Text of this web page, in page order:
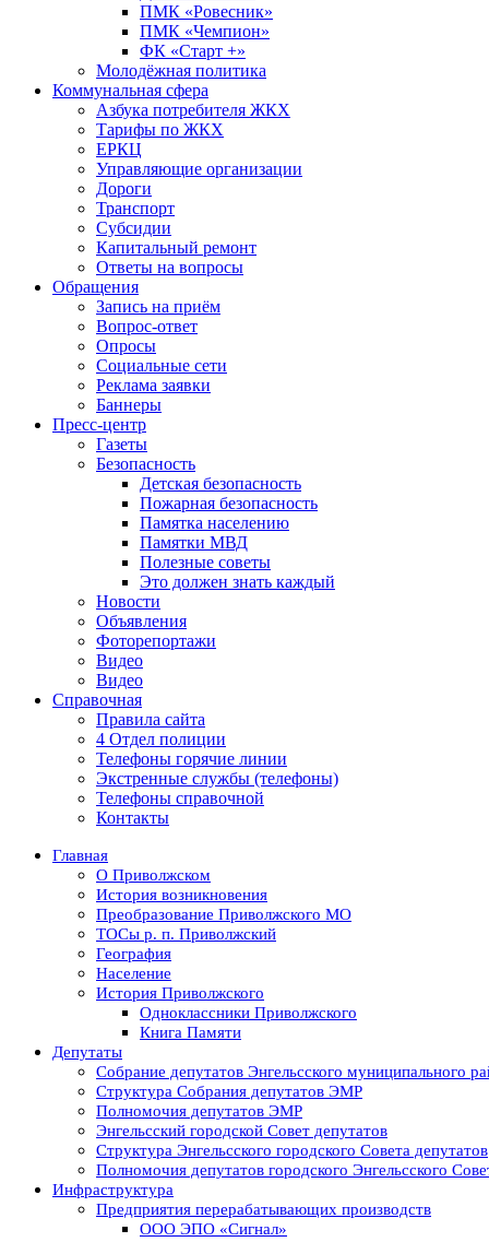
ПМК «Ровесник»
ПМК «Чемпион»
ФК «Старт +»
Молодёжная политика
Коммунальная сфера
Азбука потребителя ЖКХ
Тарифы по ЖКХ
ЕРКЦ
Управляющие организации
Дороги
Транспорт
Субсидии
Капитальный ремонт
Ответы на вопросы
Обращения
Запись на приём
Вопрос-ответ
Опросы
Социальные сети
Реклама заявки
Баннеры
Пресс-центр
Газеты
Безопасность
Детская безопасность
Пожарная безопасность
Памятка населению
Памятки МВД
Полезные советы
Это должен знать каждый
Новости
Объявления
Фоторепортажи
Видео
Видео
Справочная
Правила сайта
4 Отдел полиции
Телефоны горячие линии
Экстренные службы (телефоны)
Телефоны справочной
Контакты
Главная
О Приволжском
История возникновения
Преобразование Приволжского МО
ТОСы р. п. Приволжский
География
Население
История Приволжского
Одноклассники Приволжского
Книга Памяти
Депутаты
Собрание депутатов Энгельсского муниципального
Структура Собрания депутатов ЭМР
Полномочия депутатов ЭМР
Энгельсский городской Совет депутатов
Структура Энгельсского городского Совета депутатов
Полномочия депутатов городского Энгельсского
Инфраструктура
Предприятия перерабатывающих производств
ООО ЭПО «Сигнал»